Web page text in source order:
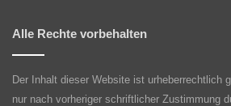
Alle Rechte vorbehalten
Der Inhalt dieser Website ist urheberrechtlich
nur nach vorheriger schriftlicher Zustimmung